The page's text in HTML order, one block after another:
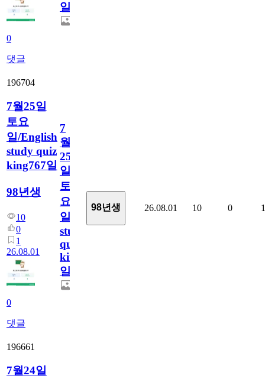
0
댓글
일
196704
7월25일
토요
일/English
study quiz
king767일
98년생
10
0
1
26.08.01
0
댓글
7
월
25
일
토
요
일/English
study
quiz
king767
일
98년생 26.08.01 10 0 1
196661
7월24일